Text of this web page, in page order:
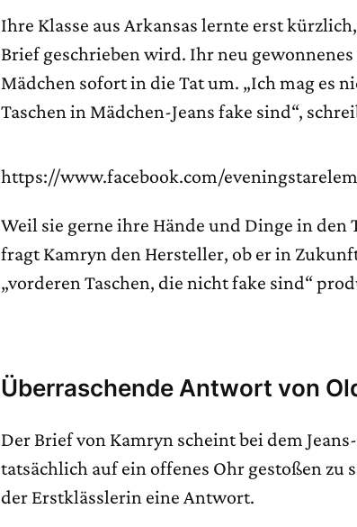
Ihre Klasse aus Arkansas lernte erst
Brief geschrieben wird. Ihr neu
Mädchen sofort in die Tat um. „Ich mag es
Taschen in Mädchen-Jeans fake sind“,
https://www.facebook.com/
Weil sie gerne ihre Hände und Dinge in den
fragt Kamryn den Hersteller, ob er in
„vorderen Taschen, die nicht fake sind“
Überraschende Antwort von
Der Brief von Kamryn scheint bei dem
tatsächlich auf ein offenes Ohr gestoßen zu
der Erstklässlerin eine Antwort.